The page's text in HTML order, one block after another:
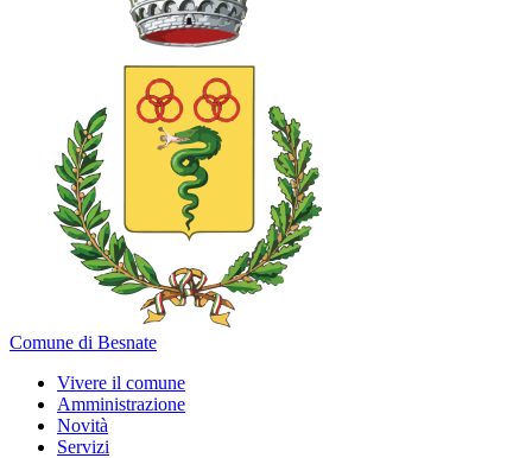
Comune di Besnate
Vivere il comune
Amministrazione
Novità
Servizi